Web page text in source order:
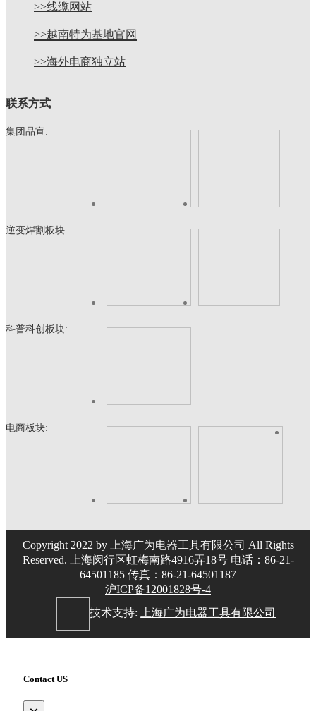
>>线缆网站
>>越南特为基地官网
>>海外电商独立站
联系方式
集团品宣:
逆变焊割板块:
科普科创板块:
电商板块:
Copyright 2022 by 上海广为电器工具有限公司 All Rights
Reserved. 上海闵行区虹梅南路4916弄18号 电话：86-21-
64501185 传真：86-21-64501187
沪ICP备12001828号-4
技术支持:上海广为电器工具有限公司
Contact US